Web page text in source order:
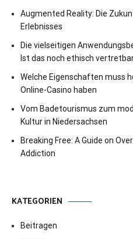
Augmented Reality: Die
Erlebnisses
Die vielseitigen
Ist das noch ethisch
Welche Eigenschaften muss
Online-Casino haben
Vom Badetourismus zum
Kultur in Niedersachsen
Breaking Free: A Guide on
Addiction
KATEGORIEN
Beitragen